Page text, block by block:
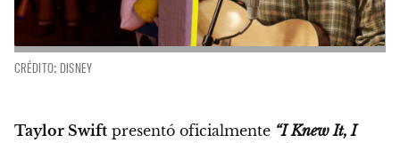
CRÉDITO: DISNEY
Taylor Swift presentó oficialmente “I Knew It, I